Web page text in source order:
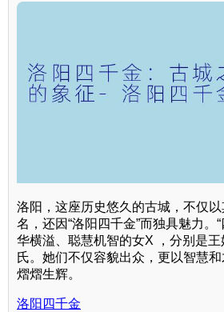
洛阳，这座历史悠久的古城，不仅
名，还因“洛阳四千金”而独具魅力。
华横溢、聪慧机智的女X ，分别是
氏。她们不仅容貌出众，更以智慧
熠熠生辉。
洛阳四千金